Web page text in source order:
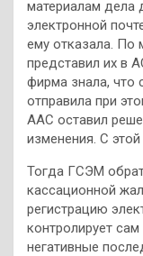
материалам дела
электронной
ему отказала. По
представил их в
фирма знала, что
отправила при
ААС оставил
изменения. С
Тогда ГСЭМ
кассационной
регистрацию
контролирует
негативные